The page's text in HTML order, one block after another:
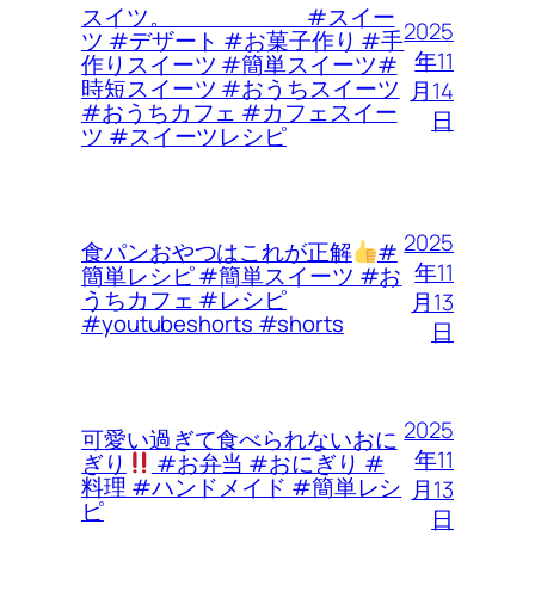
スイツ。 #スイー
ツ #デザート #お菓子作り #手
作りスイーツ #簡単スイーツ#
時短スイーツ #おうちスイーツ
#おうちカフェ #カフェスイー
ツ #スイーツレシピ
2025
年11
月14
日
食パンおやつはこれが正解 #
簡単レシピ #簡単スイーツ #お
うちカフェ #レシピ
#youtubeshorts #shorts
2025
年11
月13
日
可愛い過ぎて食べられないおに
ぎり #お弁当 #おにぎり #
料理 #ハンドメイド #簡単レシ
ピ
2025
年11
月13
日